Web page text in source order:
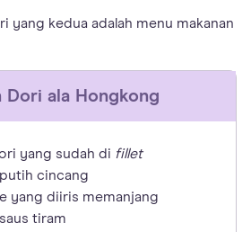
yang kedua adalah menu makanan
Dori ala Hongkong
yang sudah di fillet
cincang
yang diiris memanjang
tiram